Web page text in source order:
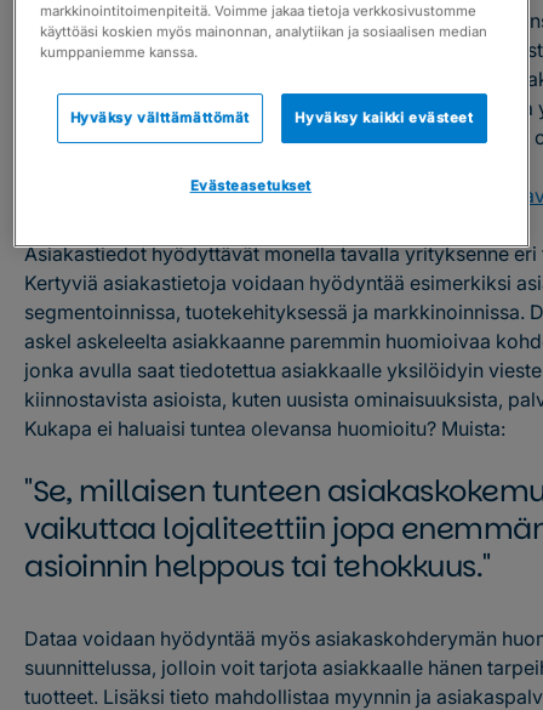
Kirjaa toiminnanohjausjärjestelmään kaikki asiakkaan
kontaktoinnit ja yhteydenotot. Näin saat aloitettua
aina oikeista lähtökohdista. Kun järjestelmä paljastaa
ajantasaisen tilan, pääset palvelemaan jokaista
hänen tarpeensa ja menneisyytensä ongelmat huomioon
Asiakastyytyväisyys on parantunut Severan
Asiakastiedot hyödyttävät monella tavalla yrityksenne
Kertyviä asiakastietoja voidaan hyödyntää esimerkiksi
segmentoinnissa, tuotekehityksessä ja markkinoinnissa.
askel askeleelta asiakkaanne paremmin huomioivaa
jonka avulla saat tiedotettua asiakkaalle yksilöidyin
kiinnostavista asioista, kuten uusista ominaisuuksista,
Kukapa ei haluaisi tuntea olevansa huomioitu? Muista:
Se, millaisen tunteen
vaikuttaa lojaliteettiin jopa
asioinnin helppous tai tehokkuus.
Dataa voidaan hyödyntää myös asiakaskohderymän
suunnittelussa, jolloin voit tarjota asiakkaalle hänen
tuotteet. Lisäksi tieto mahdollistaa myynnin ja
markkinointitoimenpiteitä. Voimme jakaa tietoja verkkosivustomme
käyttöäsi koskien myös mainonnan, analytiikan ja sosiaalisen median
kumppaniemme kanssa.
Hyväksy välttämättömät Hyväksy kaikki evästeet
Evästeasetukset